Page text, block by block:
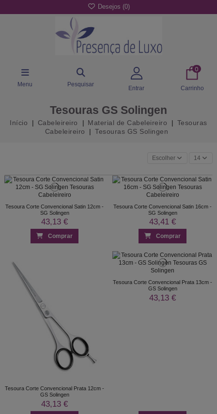
Desejos (0)
Menu Pesquisar
Entrar
0
Carrinho
Tesouras GS Solingen
Início Cabeleireiro Material de Cabeleireiro
Tesouras
Cabeleireiro
Tesouras GS Solingen
Escolher 14
Tesoura Corte Convencional Satin 12cm -
SG Solingen
43,13 €
Comprar
Tesoura Corte Convencional Satin 16cm -
SG Solingen
43,41 €
Comprar
Tesoura Corte Convencional Prata 12cm -
GS Solingen
43,13 €
Tesoura Corte Convencional Prata 13cm -
GS Solingen
43,13 €